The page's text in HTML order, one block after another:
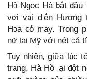
Hồ Ngọc Hà bắt
với vai diễn Hương
Hoa cỏ may. Trong
nữ lai Mỹ với nét cá
Tuy nhiên, giữa lúc
trang, Hà Hồ lại đột